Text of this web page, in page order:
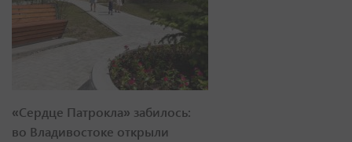
«Сердце Патрокла» забилось:
во Владивостоке открыли